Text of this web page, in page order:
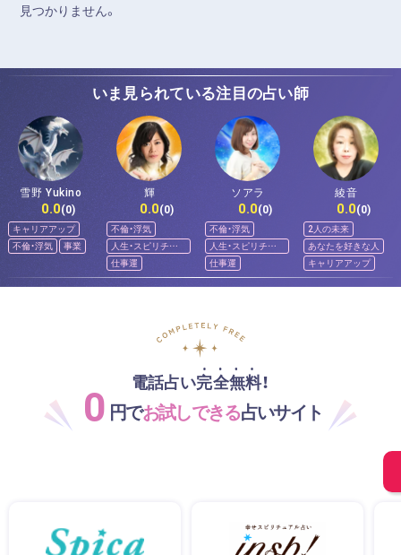
見つかりません。
いま見られている注目の占い師
雪野 Yukino
0.0(0)
キャリアアップ
不倫・浮気
事業
輝
0.0(0)
不倫・浮気
人生・スピリチュ
アル
仕事運
ソアラ
0.0(0)
不倫・浮気
人生・スピリチュ
アル
仕事運
綾音
0.0(0)
2人の未来
あなたを好きな人
キャリアアップ
電話占い完全無料！
0 円でお試しできる占いサイト